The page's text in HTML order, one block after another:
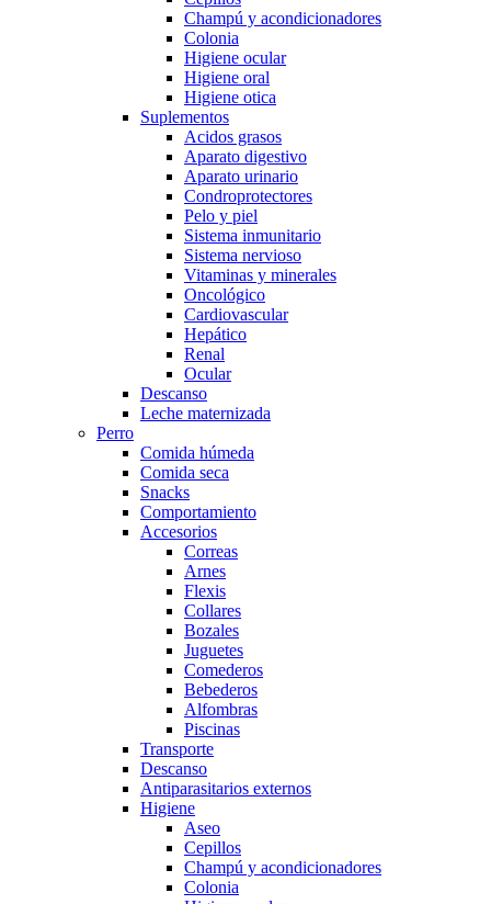
Champú y acondicionadores
Colonia
Higiene ocular
Higiene oral
Higiene otica
Suplementos
Acidos grasos
Aparato digestivo
Aparato urinario
Condroprotectores
Pelo y piel
Sistema inmunitario
Sistema nervioso
Vitaminas y minerales
Oncológico
Cardiovascular
Hepático
Renal
Ocular
Descanso
Leche maternizada
Perro
Comida húmeda
Comida seca
Snacks
Comportamiento
Accesorios
Correas
Arnes
Flexis
Collares
Bozales
Juguetes
Comederos
Bebederos
Alfombras
Piscinas
Transporte
Descanso
Antiparasitarios externos
Higiene
Aseo
Cepillos
Champú y acondicionadores
Colonia